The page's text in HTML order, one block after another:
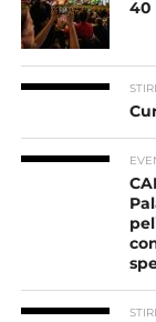
40
STIRI
STIRI